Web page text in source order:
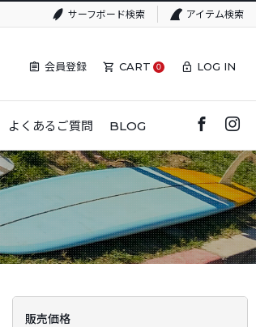
サーフボード検索 アイテム検索
会員登録 CART 0 LOG IN
よくあるご質問 BLOG
販売価格